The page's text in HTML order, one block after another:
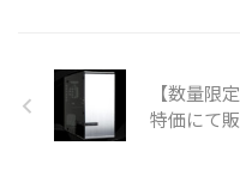
【数量限
特価にて